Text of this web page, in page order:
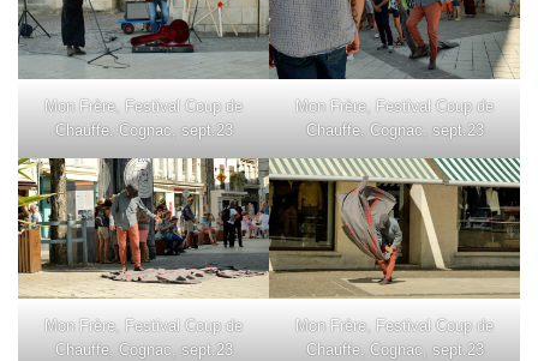
Mon Frère, Festival Coup de
Chauffe, Cognac, sept.23
Mon Frère, Festival Coup de
Chauffe, Cognac, sept.23
Mon Frère, Festival Coup de
Chauffe, Cognac, sept.23
Mon Frère, Festival Coup de
Chauffe, Cognac, sept.23